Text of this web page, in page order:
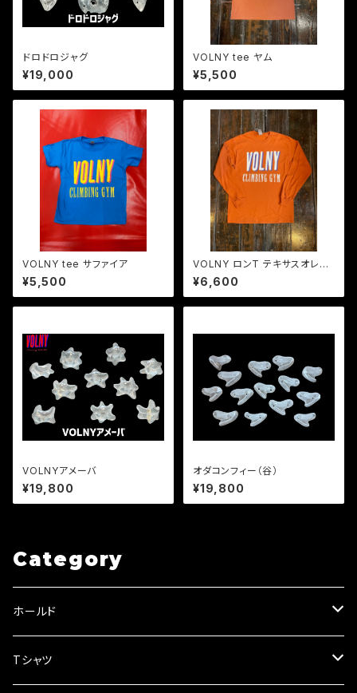
ドロドロジャグ
¥19,000
VOLNY tee ヤム
¥5,500
VOLNY tee サファイア
¥5,500
VOLNY ロンT テキサスオレン
ジ
¥6,600
VOLNYアメーバ
¥19,800
オダコンフィー（谷）
¥19,800
Category
ホールド
VOLNY holds (透明あり)
Tシャツ